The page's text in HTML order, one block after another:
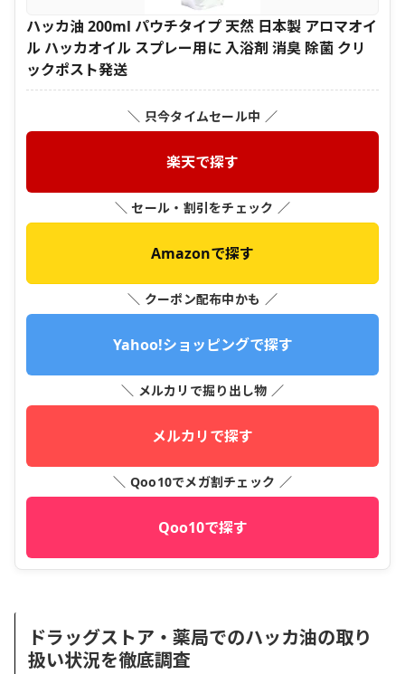
ハッカ油 200ml パウチタイプ 天然 日本製 アロマオイ
ル ハッカオイル スプレー用に 入浴剤 消臭 除菌 クリ
ックポスト発送
＼ 只今タイムセール中 ／
楽天で探す
＼ セール・割引をチェック ／
Amazonで探す
＼ クーポン配布中かも ／
Yahoo!ショッピングで探す
＼ メルカリで掘り出し物 ／
メルカリで探す
＼ Qoo10でメガ割チェック ／
Qoo10で探す
ドラッグストア・薬局でのハッカ油の取り
扱い状況を徹底調査